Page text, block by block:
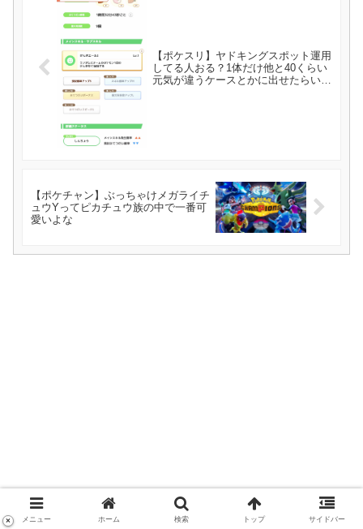
【ポケスリ】ヤドキングスポット運用
してる人おる？1体だけ他と40くらい
元気が違うケースとかに出せたらいい
【ポケチャン】ぶっちゃけメガライチ
ュウYってピカチュウ族の中で一番可
愛いよな
メニュー ホーム 検索 トップ サイドバー
×